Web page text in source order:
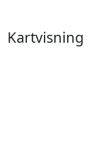
Kartvisning